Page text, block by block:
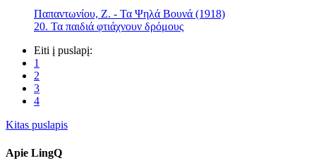
Παπαντωνίου, Ζ. - Τα Ψηλά Βουνά (1918)
20. Τα παιδιά φτιάχνουν δρόμους
Eiti į puslapį:
1
2
3
4
Kitas puslapis
Apie LingQ